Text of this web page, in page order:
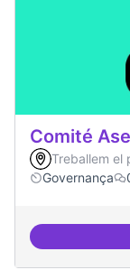
Comité
Treballem el
Governança